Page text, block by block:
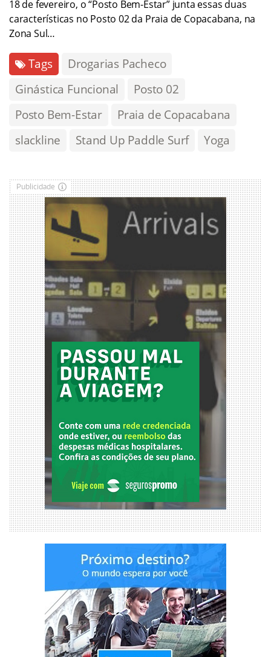
18 de fevereiro, o “Posto Bem-Estar” junta essas duas
características no Posto 02 da Praia de Copacabana, na
Zona Sul…
Tags
Drogarias Pacheco
Ginástica Funcional
Posto 02
Posto Bem-Estar
Praia de Copacabana
slackline
Stand Up Paddle Surf Yoga
Publicidade